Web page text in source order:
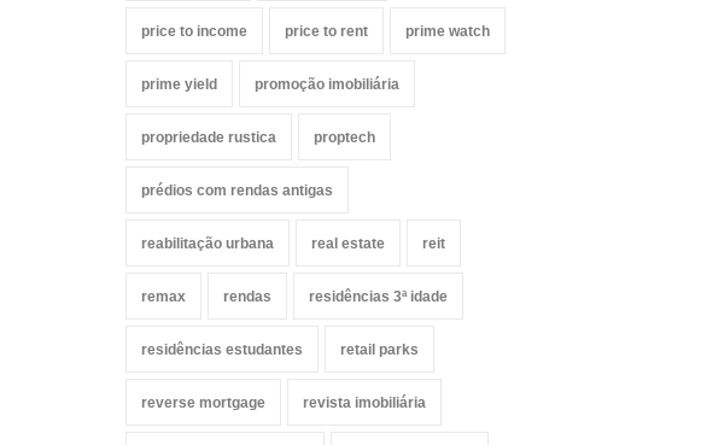
price to income price to rent prime watch
prime yield promoção imobiliária
propriedade rustica proptech
prédios com rendas antigas
reabilitação urbana real estate reit
remax rendas residências 3ª idade
residências estudantes retail parks
reverse mortgage revista imobiliária